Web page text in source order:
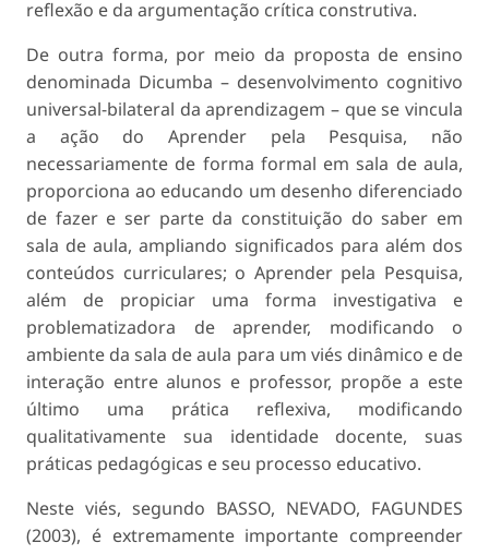
reflexão e da argumentação crítica construtiva.
De outra forma, por meio da proposta de ensino
denominada Dicumba – desenvolvimento cognitivo
universal-bilateral da aprendizagem – que se vincula
a ação do Aprender pela Pesquisa, não
necessariamente de forma formal em sala de aula,
proporciona ao educando um desenho diferenciado
de fazer e ser parte da constituição do saber em
sala de aula, ampliando significados para além dos
conteúdos curriculares; o Aprender pela Pesquisa,
além de propiciar uma forma investigativa e
problematizadora de aprender, modificando o
ambiente da sala de aula para um viés dinâmico e de
interação entre alunos e professor, propõe a este
último uma prática reflexiva, modificando
qualitativamente sua identidade docente, suas
práticas pedagógicas e seu processo educativo.
Neste viés, segundo BASSO, NEVADO, FAGUNDES
(2003), é extremamente importante compreender